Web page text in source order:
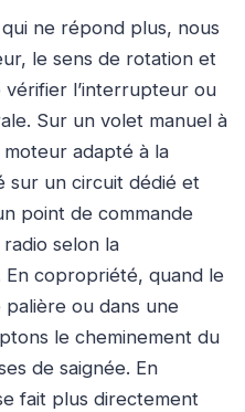
ne répond plus, nous
le sens de rotation et
vérifier l’interrupteur ou
Sur un volet manuel à
adapté à la
sur un circuit dédié et
point de commande
selon la
copropriété, quand le
ou dans une
le cheminement du
de saignée. En
fait plus directement